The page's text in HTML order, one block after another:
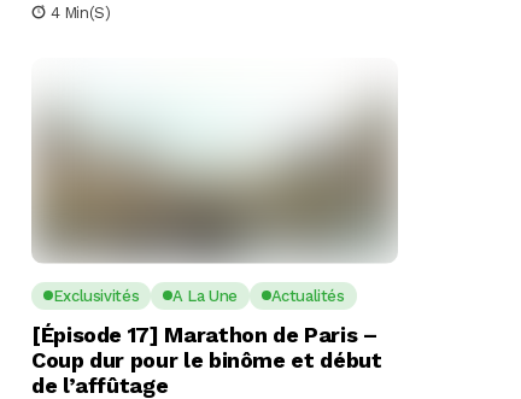
4 Min(s)
Exclusivités A La Une Actualités
[Épisode 17] Marathon de Paris –
Coup dur pour le binôme et début
de l’affûtage